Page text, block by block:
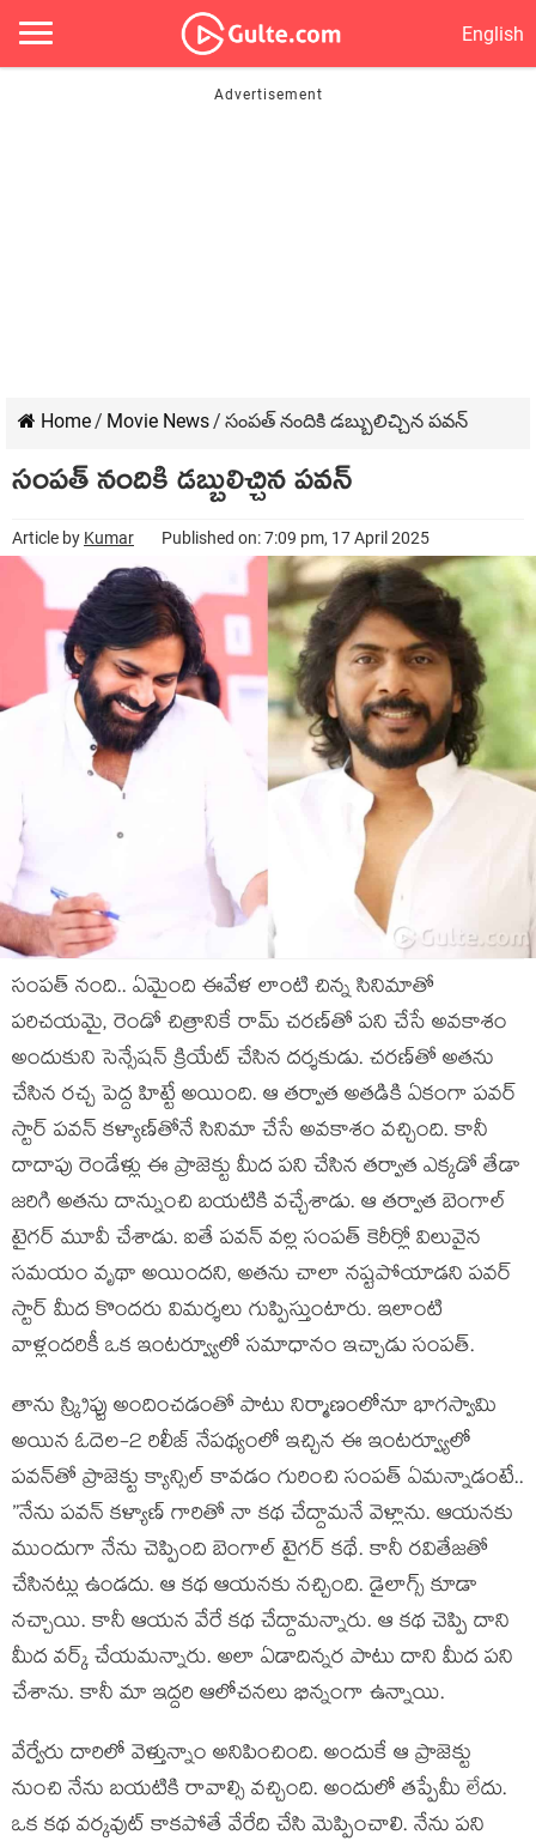
English
Home/ Movie News/ సంప‌త్ నందికి డ‌బ్బులిచ్చిన ప‌వ‌న్
సంప‌త్ నందికి డ‌బ్బులిచ్చిన ప‌వ‌న్
Article by Kumar Published on: 7:09 pm, 17 April 2025
సంప‌త్ నంది.. ఏమైంది ఈవేళ లాంటి చిన్న సినిమాతో
ప‌రిచ‌య‌మై, రెండో చిత్రానికే రామ్ చ‌ర‌ణ్‌తో ప‌ని చేసే అవ‌కాశం
అందుకుని సెన్సేష‌న్ క్రియేట్ చేసిన ద‌ర్శ‌కుడు. చ‌ర‌ణ్‌తో అత‌ను
చేసిన ర‌చ్చ పెద్ద హిట్టే అయింది. ఆ త‌ర్వాత అత‌డికి ఏకంగా ప‌వ‌ర్
స్టార్ ప‌వ‌న్ క‌ళ్యాణ్‌తోనే సినిమా చేసే అవ‌కాశం వ‌చ్చింది. కానీ
దాదాపు రెండేళ్లు ఈ ప్రాజెక్టు మీద ప‌ని చేసిన త‌ర్వాత ఎక్క‌డో తేడా
జ‌రిగి అత‌ను దాన్నుంచి బ‌య‌టికి వ‌చ్చేశాడు. ఆ త‌ర్వాత బెంగాల్
టైగ‌ర్ మూవీ చేశాడు. ఐతే ప‌వ‌న్ వ‌ల్ల సంప‌త్ కెరీర్లో విలువైన
స‌మ‌యం వృథా అయింద‌ని, అత‌ను చాలా న‌ష్ట‌పోయాడ‌ని ప‌వ‌ర్
స్టార్ మీద కొంద‌రు విమ‌ర్శ‌లు గుప్పిస్తుంటారు. ఇలాంటి
వాళ్లంద‌రికీ ఒక ఇంట‌ర్వ్యూలో స‌మాధానం ఇచ్చాడు సంప‌త్.
తాను స్క్రిప్టు అందించ‌డంతో పాటు నిర్మాణంలోనూ భాగ‌స్వామి
అయిన ఓదెల‌-2 రిలీజ్ నేప‌థ్యంలో ఇచ్చిన ఈ ఇంట‌ర్వ్యూలో
ప‌వ‌న్‌తో ప్రాజెక్టు క్యాన్సిల్ కావ‌డం గురించి సంప‌త్ ఏమ‌న్నాడంటే..
”నేను ప‌వ‌న్ క‌ళ్యాణ్ గారితో నా క‌థ చేద్దామ‌నే వెళ్లాను. ఆయ‌న‌కు
ముందుగా నేను చెప్పింది బెంగాల్ టైగ‌ర్ క‌థే. కానీ ర‌వితేజ‌తో
చేసిన‌ట్లు ఉండ‌దు. ఆ క‌థ ఆయ‌న‌కు న‌చ్చింది. డైలాగ్స్ కూడా
న‌చ్చాయి. కానీ ఆయ‌న వేరే క‌థ చేద్దామ‌న్నారు. ఆ క‌థ చెప్పి దాని
మీద వ‌ర్క్ చేయ‌మ‌న్నారు. అలా ఏడాదిన్న‌ర పాటు దాని మీద ప‌ని
చేశాను. కానీ మా ఇద్ద‌రి ఆలోచ‌న‌లు భిన్నంగా ఉన్నాయి.
వేర్వేరు దారిలో వెళ్తున్నాం అనిపించింది. అందుకే ఆ ప్రాజెక్టు
నుంచి నేను బ‌య‌టికి రావాల్సి వ‌చ్చింది. అందులో త‌ప్పేమీ లేదు.
ఒక క‌థ వ‌ర్కవుట్ కాక‌పోతే వేరేది చేసి మెప్పించాలి. నేను ప‌ని